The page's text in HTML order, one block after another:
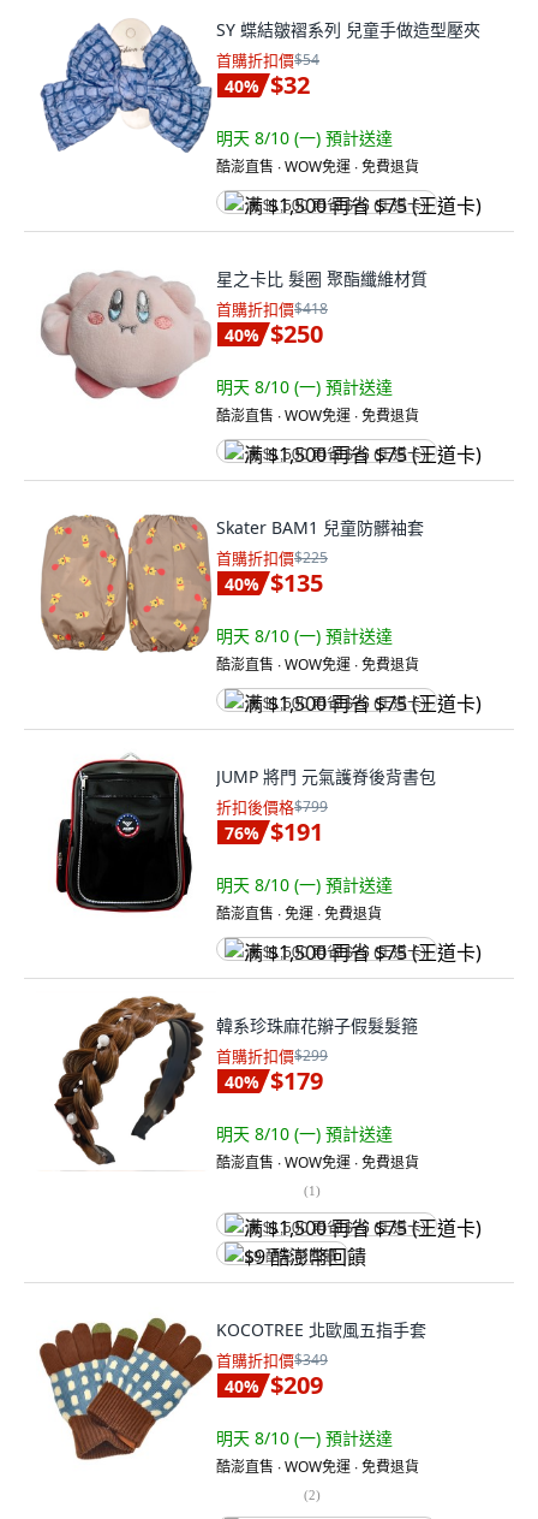
SY 蝶結皺褶系列 兒童手做造型壓夾
首購折扣價$54
40% $32
明天 8/10 (一) 預計送達
酷澎直售 ∙ WOW免運 ∙ 免費退貨
满 $1,500 再省 $75 (王道卡)
星之卡比 髮圈 聚酯纖維材質
首購折扣價$418
40% $250
明天 8/10 (一) 預計送達
酷澎直售 ∙ WOW免運 ∙ 免費退貨
满 $1,500 再省 $75 (王道卡)
Skater BAM1 兒童防髒袖套
首購折扣價$225
40% $135
明天 8/10 (一) 預計送達
酷澎直售 ∙ WOW免運 ∙ 免費退貨
满 $1,500 再省 $75 (王道卡)
JUMP 將門 元氣護脊後背書包
折扣後價格$799
76% $191
明天 8/10 (一) 預計送達
酷澎直售 ∙ 免運 ∙ 免費退貨
满 $1,500 再省 $75 (王道卡)
韓系珍珠麻花辮子假髮髮箍
首購折扣價$299
40% $179
明天 8/10 (一) 預計送達
酷澎直售 ∙ WOW免運 ∙ 免費退貨
(1)
满 $1,500 再省 $75 (王道卡)
$9 酷澎幣回饋
KOCOTREE 北歐風五指手套
首購折扣價$349
40% $209
明天 8/10 (一) 預計送達
酷澎直售 ∙ WOW免運 ∙ 免費退貨
(2)